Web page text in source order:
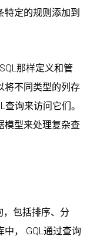
定的规则添加到
那样定义和管
将不同类型的列存
询来访问它们。
模型来处理复杂查
，包括排序、分
， GQL通过查询